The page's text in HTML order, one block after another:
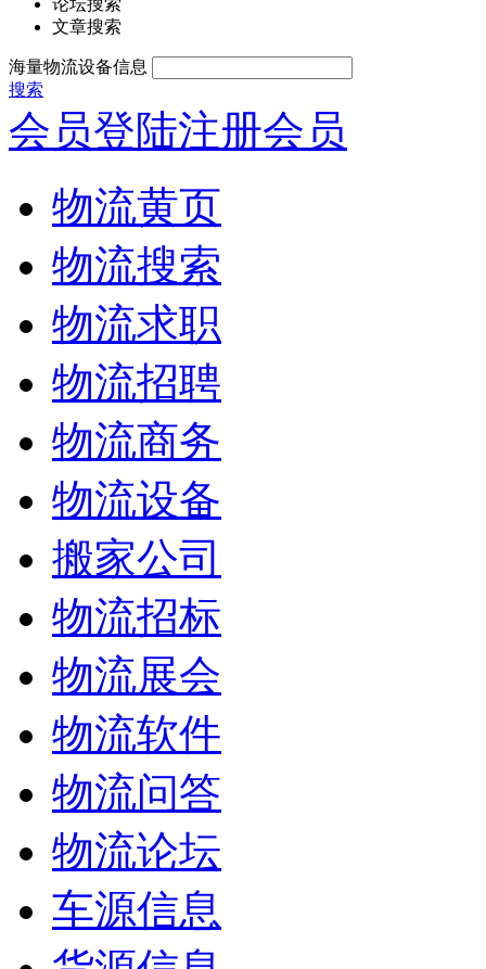
文章搜索
海量物流设备信息
搜索
会员登陆注册会员
物流黄页
物流搜索
物流求职
物流招聘
物流商务
物流设备
搬家公司
物流招标
物流展会
物流软件
物流问答
物流论坛
车源信息